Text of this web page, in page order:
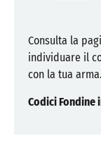
Consulta la
individuare il
con la tua arma.
Codici Fondine